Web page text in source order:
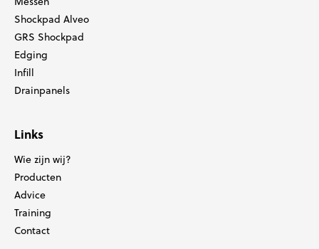
Shockpad Alveo
GRS Shockpad
Edging
Infill
Drainpanels
Links
Wie zijn wij?
Producten
Advice
Training
Contact